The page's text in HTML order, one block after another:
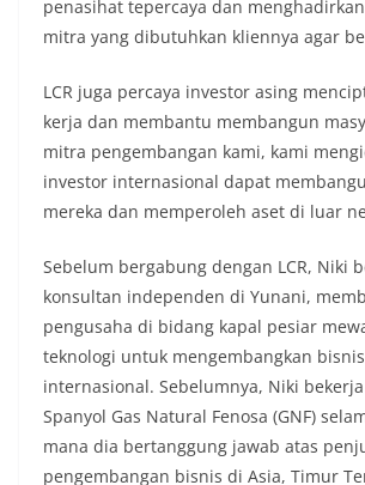
penasihat tepercaya dan
mitra yang dibutuhkan kliennya agar
LCR juga percaya investor asing
kerja dan membantu membangun
mitra pengembangan kami, kami
investor internasional dapat
mereka dan memperoleh aset di luar
Sebelum bergabung dengan LCR, Niki
konsultan independen di Yunani,
pengusaha di bidang kapal pesiar
teknologi untuk mengembangkan
internasional. Sebelumnya, Niki
Spanyol Gas Natural Fenosa (GNF)
mana dia bertanggung jawab atas
pengembangan bisnis di Asia, Timur